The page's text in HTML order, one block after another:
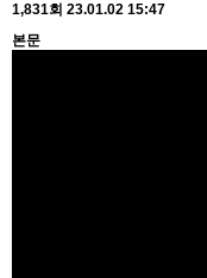
1,831회 23.01.02 15:47
본문